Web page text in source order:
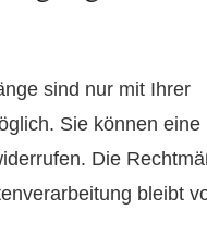
sind nur mit Ihrer
Sie können eine
Die
bleibt